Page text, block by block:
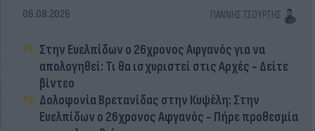
06.08.2026 ΓΙΆΝΝΗΣ ΤΣΟΎΡΤΗΣ
Στην Ευελπίδων ο 26χρονος Αφγανός για να
απολογηθεί: Τι θα ισχυριστεί στις Αρχές - Δείτε
βίντεο
Δολοφονία Βρετανίδας στην Κυψέλη: Στην
Ευελπίδων ο 26χρονος Αφγανός - Πήρε προθεσμία